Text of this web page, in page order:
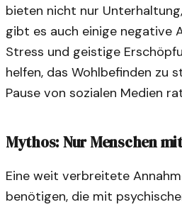
bieten nicht nur
gibt es auch einige negative
Stress und geistige
helfen, das Wohlbefinden zu
Pause von sozialen Medien
Mythos: Nur Menschen
Eine weit verbreitete
benötigen, die mit